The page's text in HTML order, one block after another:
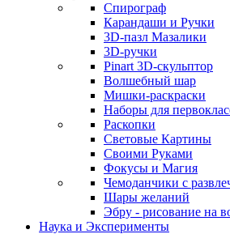
Спирограф
Карандаши и Ручки
3D-пазл Мазалики
3D-ручки
Pinart 3D-скульптор
Волшебный шар
Мишки-раскраски
Наборы для
Раскопки
Световые Картины
Своими Руками
Фокусы и Магия
Чемоданчики с
Шары желаний
Эбру - рисование на
Наука и Эксперименты